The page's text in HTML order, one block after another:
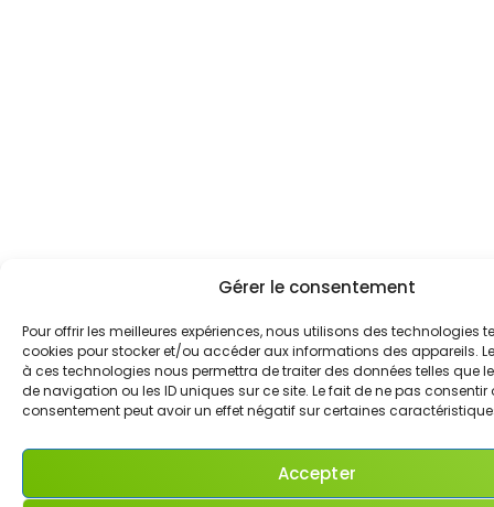
Gérer le consentement
Pour offrir les meilleures expériences, nous utilisons des technologies
cookies pour stocker et/ou accéder aux informations des appareils.
à ces technologies nous permettra de traiter des données telles que
de navigation ou les ID uniques sur ce site. Le fait de ne pas consentir
consentement peut avoir un effet négatif sur certaines
Accepter